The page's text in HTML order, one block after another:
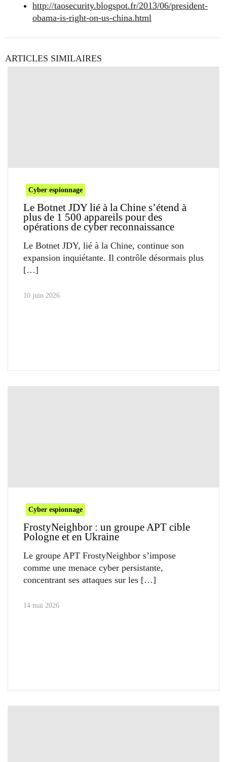
http://taosecurity.blogspot.fr/2013/06/president-
obama-is-right-on-us-china.html
ARTICLES SIMILAIRES
Cyber espionnage
Le Botnet JDY lié à la Chine s’étend à
plus de 1 500 appareils pour des
opérations de cyber reconnaissance
Le Botnet JDY, lié à la Chine, continue son
expansion inquiétante. Il contrôle désormais plus
10 juin 2026
Cyber espionnage
FrostyNeighbor : un groupe APT cible
Pologne et en Ukraine
Le groupe APT FrostyNeighbor s’impose
comme une menace cyber persistante,
concentrant ses attaques sur les
14 mai 2026